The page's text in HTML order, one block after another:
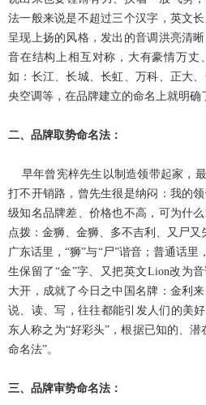
法一般来说是不超过三个汉字，英文
呈现上扬的风格，发出的音调洪亮清
音在结构上相互对称，大有豪情万丈
如：长江、长城、长虹、万科、正大
央空调等，在品牌建立的命名上就明确
二、品牌取势命名法：
早年曾宪梓先生以制造领带起家，
打不开销路，曾先生很是纳闷：我的
级知名品牌差、价格也不高，可为什
点拨：金狮、金狮、多不吉利、又尸又
广东话里，“狮”与“尸”谐音；普通话里
生保留了“金”字、又把英文Lion改为
大开，成就了今日之中国名牌：金利
说、读、写，往往都能引发人们的美
东人称之为“好彩头”，根据已知的、
命名法”。
三、品牌审势命名法：